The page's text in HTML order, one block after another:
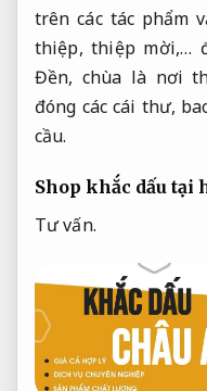
trên các tác phẩm
thiệp, thiệp mời,…
Đền, chùa là nơi
đóng các cái thư,
cầu.
Shop khắc dấu tại
Tư vấn.